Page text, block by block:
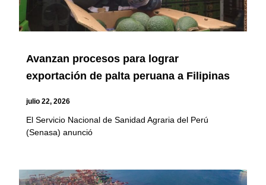
Avanzan procesos para lograr
exportación de palta peruana a Filipinas
julio 22, 2026
El Servicio Nacional de Sanidad Agraria del Perú
(Senasa) anunció